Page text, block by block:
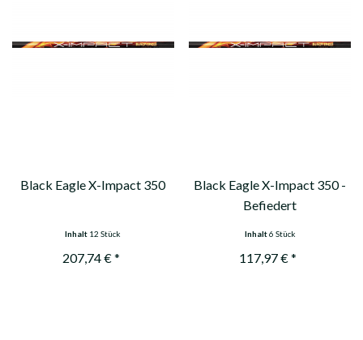
Black Eagle X-Impact 350
Inhalt 12 Stück
207,74 € *
Black Eagle X-Impact 350 -
Befiedert
Inhalt6 Stück
117,97 € *